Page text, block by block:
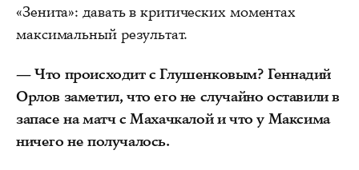
«Зенита»: давать в критических моментах
максимальный результат.
— Что происходит с Глушенковым? Геннадий
Орлов заметил, что его не случайно оставили в
запасе на матч с Махачкалой и что у Максима
ничего не получалось.